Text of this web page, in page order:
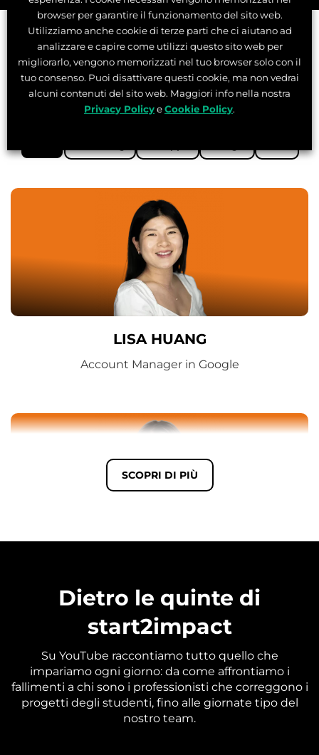
Il team di professionisti
dei nostri Master
LISA HUANG
Account Manager in Google
Monetization and Strategy Associate Manager in
LinkedIn
SCOPRI DI PIÙ
Dietro le quinte di
start2impact
Su YouTube raccontiamo tutto quello che
impariamo ogni giorno: da come affrontiamo i
fallimenti a chi sono i professionisti che correggono i
progetti degli studenti, fino alle giornate tipo del
nostro team.
browser per garantire il funzionamento del sito web.
Utilizziamo anche cookie di terze parti che ci aiutano ad
analizzare e capire come utilizzi questo sito web per
migliorarlo, vengono memorizzati nel tuo browser solo con il
tuo consenso. Puoi disattivare questi cookie, ma non vedrai
alcuni contenuti del sito web. Maggiori info nella nostra
Privacy PolicyeCookie Policy.